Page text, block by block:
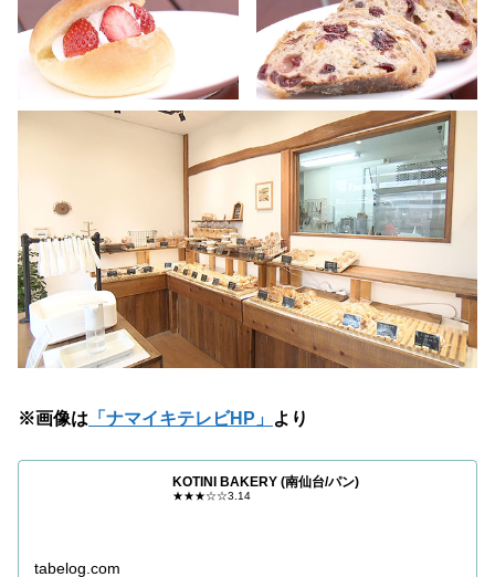
※画像は 「ナマイキテレビHP」 より
KOTINI BAKERY (南仙台/パン)
★★★☆☆3.14
tabelog.com